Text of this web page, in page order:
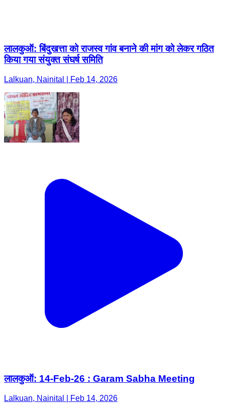
लालकुऑ: बिंदुखत्ता को राजस्व गांव बनाने की मांग को लेकर गठित
किया गया संयुक्त संघर्ष समिति
Lalkuan, Nainital | Feb 14, 2026
लालकुऑ: 14-Feb-26 : Garam Sabha Meeting
Lalkuan, Nainital | Feb 14, 2026